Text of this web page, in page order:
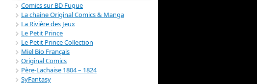
Comics sur BD Fugue
La chaine Original Comics & Manga
La Rivière des Jeux
Le Petit Prince
Le Petit Prince Collection
Miel Bio Français
Original Comics
Père-Lachaise 1804 – 1824
SyFantasy